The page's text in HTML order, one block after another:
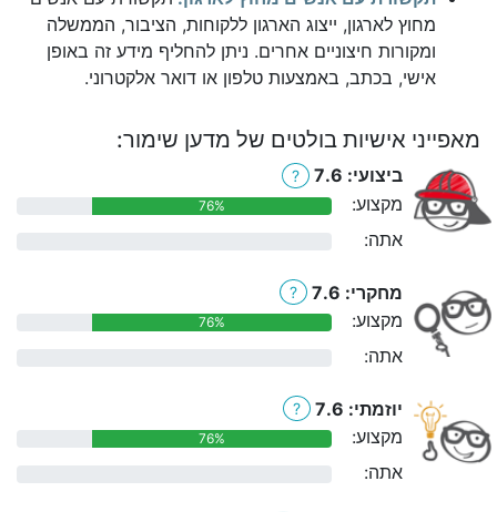
מחוץ לארגון, ייצוג הארגון ללקוחות, הציבור, הממשלה
ומקורות חיצוניים אחרים. ניתן להחליף מידע זה באופן
אישי, בכתב, באמצעות טלפון או דואר אלקטרוני.
מאפייני אישיות בולטים של מדען שימור:
ביצועי: 7.6 ?
מקצוע: 76%
אתה:
מחקרי: 7.6 ?
מקצוע: 76%
אתה:
יוזמתי: 7.6 ?
מקצוע: 76%
אתה: